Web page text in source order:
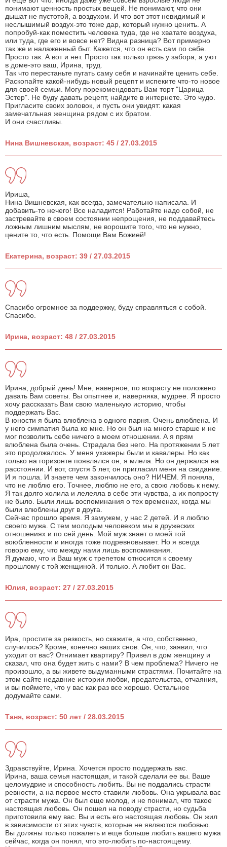
понимают ценность простых вещей. Не понимают, что они
дышат не пустотой, а воздухом. И что вот этот невидимый и
неслышимый воздух-это тоже дар, который нужно ценить. А
попробуй-как поместить человека туда, где не хватате воздуха,
или туда, где его и вовсе нет? Видна разница? Вот примерно
так же и налаженный быт. Кажется, что он есть сам по себе.
Просто так. А вот и нет. Просто так только грязь у забора, а уют
в доме-это ваш, Ирина, труд.
Так что перестаньте пугать саму себя и начинайте ценить себе.
Раскопайте какой-нибудь новый рецепт и испеките что-то новое
для своей семьи. Могу порекомендовать Вам торт "Царица
Эстер". Не буду давать рецепт, найдите в интернете. Это чудо.
Пригласите своих золовок, и пусть они увидят: какая
замечатльная женщина рядом с их братом.
И они счастливы.
Нина Вишневская, возраст: 45 / 27.03.2015
Ириша,
Нина Вишневская, как всегда, замечательно написала. И
добавить-то нечего! Все наладится! Работайте надо собой, не
застревайте в своем состоянии непрощения, не поддавайтесь
ложным лишним мыслям, не ворошите того, что не нужно,
цените то, что есть. Помощи Вам Божией!
Екатерина, возраст: 39 / 27.03.2015
Спасибо огромное за поддержку, буду справляться с собой.
Спасибо.
Ирина, возраст: 48 / 27.03.2015
Ирина, добрый день! Мне, наверное, по возрасту не положено
давать Вам советы. Вы опытнее и, наверняка, мудрее. Я просто
хочу рассказать Вам свою маленькую историю, чтобы
поддержать Вас.
В юности я была влюблена в одного парня. Очень влюблена. И
у него симпатия была ко мне. Но он был на много старше и не
мог позволить себе ничего в моем отношении. А я прям
влюблена была очень. Страдала без него. На протяжении 5 лет
это продолжалось. У меня ухажеры были и кавалеры. Но как
только на горизонте появлялся он, я млела. Но он держался на
расстоянии. И вот, спустя 5 лет, он пригласил меня на свидание.
И я пошла. И знаете чем закончилось оно? НИЧЕМ. Я поняла,
что не люблю его. Точнее, люблю не его, а свою любовь к нему.
Я так долго холила и лелеяла в себе эти чувства, а их попросту
не было. Были лишь воспоминания о тех временах, когда мы
были влюблены друг в друга.
Сейчас прошло время. Я замужем, у нас 2 детей. И я люблю
своего мужа. С тем молодым человеком мы в дружеских
отношениях и по сей день. Мой муж знает о моей той
воюбленности и иногда тоже подревновывает. Но я всегда
говорю ему, что между нами лишь воспоминания.
Я думаю, что и Ваш муж с трепетом относится к своему
прошлому с той женщиной. И только. А любит он Вас.
Юлия, возраст: 27 / 27.03.2015
Ира, простите за резкость, но скажите, а что, собственно,
случилось? Кроме, конечно ваших снов. Он, что, заявил, что
уходит от вас? Отнимает квартиру? Привел в дом женщину и
сказал, что она будет жить с нами? В чем проблема? Ничего не
произошло, а вы живете выдуманными страстями. Почитайте на
этом сайте недавние истории любви, предательства, отчаяния,
и вы поймете, что у вас как раз все хорошо. Остальное
додумайте сами.
Таня, возраст: 50 лет / 28.03.2015
Здравствуйте, Ирина. Хочется просто поддержать вас.
Ирина, ваша семья настоящая, и такой сделали ее вы. Ваше
целомудрие и способность любить. Вы не поддались страсти
ревности, а на первое место ставили любовь. Она укрывала вас
от страсти мужа. Он был еще молод, и не понимал, что такое
настоящая любовь. Он пошел на поводу страсти, но судьба
приготовила ему вас. Вы и есть его настоящая любовь. Он жил
в зависимости от этих чувств, которые не являются любовью.
Вы должны только пожалеть и еще больше любить вашего мужа
сейчас, когда он понял, что это-любить по-настоящему.